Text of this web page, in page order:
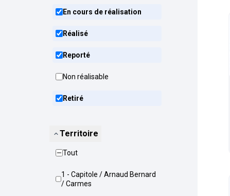
En cours de réalisation
Réalisé
Reporté
Non réalisable
Retiré
Territoire
Tout
1 - Capitole / Arnaud Bernard
/ Carmes